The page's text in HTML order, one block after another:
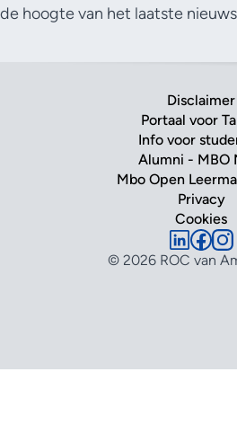
de hoogte van het laatste
Disclaimer
Portaal voor
Info voor
Alumni - MBO
Mbo Open
Privacy
Cookies
© 2026 ROC van